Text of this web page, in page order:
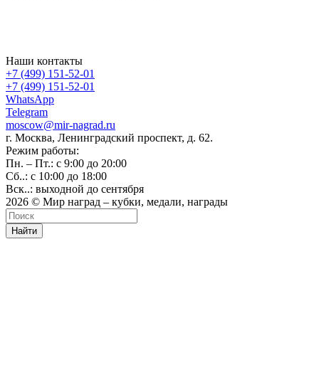
Наши контакты
+7 (499) 151-52-01
+7 (499) 151-52-01
WhatsApp
Telegram
moscow@mir-nagrad.ru
г. Москва, Ленинградский проспект, д. 62.
Режим работы:
Пн. – Пт.: с 9:00 до 20:00
Сб..: с 10:00 до 18:00
Вск..: выходной до сентября
2026 © Мир наград – кубки, медали, награды
Найти